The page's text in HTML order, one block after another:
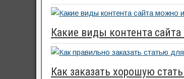
Какие виды контента
Как заказать хорошую